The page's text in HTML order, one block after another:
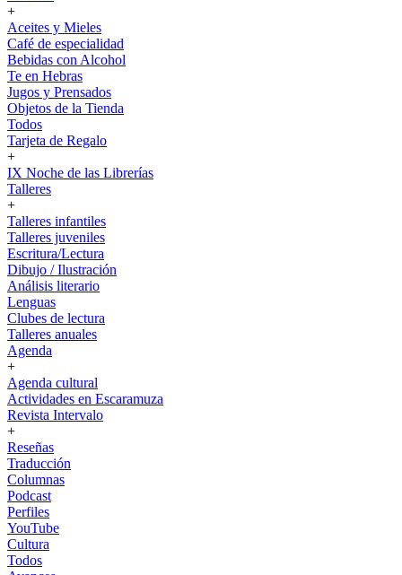
+
Aceites y Mieles
Café de especialidad
Bebidas con Alcohol
Te en Hebras
Jugos y Prensados
Objetos de la Tienda
Todos
Tarjeta de Regalo
+
IX Noche de las Librerías
Talleres
+
Talleres infantiles
Talleres juveniles
Escritura/Lectura
Dibujo / Ilustración
Análisis literario
Lenguas
Clubes de lectura
Talleres anuales
Agenda
+
Agenda cultural
Actividades en Escaramuza
Revista Intervalo
+
Reseñas
Traducción
Columnas
Podcast
Perfiles
YouTube
Cultura
Todos